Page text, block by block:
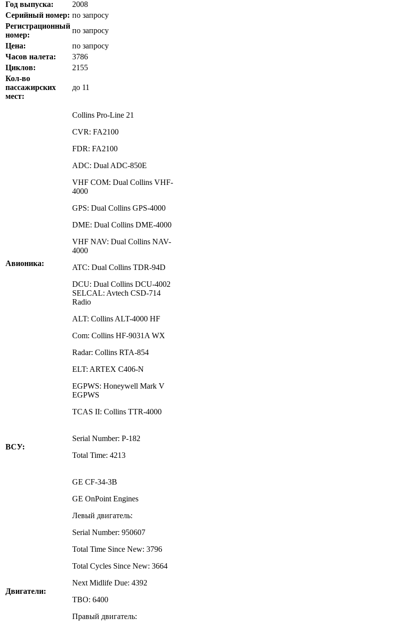
Год выпуска:
2008
Серийный номер: по запросу
Регистрационный
номер:
по запросу
Цена:
по запросу
Часов налета:
3786
Циклов:
2155
Кол-во
пассажирских
мест:
до 11
Авионика:
Collins Pro-Line 21
CVR: FA2100
FDR: FA2100
ADC: Dual ADC-850E
VHF COM: Dual Collins VHF-
4000
GPS: Dual Collins GPS-4000
DME: Dual Collins DME-4000
VHF NAV: Dual Collins NAV-
4000
ATC: Dual Collins TDR-94D
DCU: Dual Collins DCU-4002
SELCAL: Avtech CSD-714
Radio
ALT: Collins ALT-4000 HF
Com: Collins HF-9031A WX
Radar: Collins RTA-854
ELT: ARTEX C406-N
EGPWS: Honeywell Mark V
EGPWS
TCAS II: Collins TTR-4000
ВСУ:
Serial Number: P-182
Total Time: 4213
Двигатели:
GE CF-34-3B
GE OnPoint Engines
Левый двигатель:
Serial Number: 950607
Total Time Since New: 3796
Total Cycles Since New: 3664
Next Midlife Due: 4392
TBO: 6400
Правый двигатель: